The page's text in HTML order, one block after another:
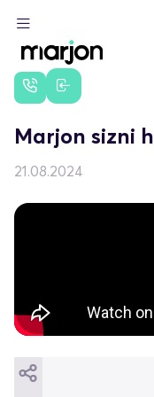
Marjon sizni
21.08.2024